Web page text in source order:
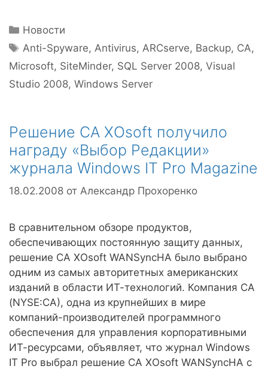
Рубрики
Новости
Метки
Anti-Spyware, Antivirus, ARCserve, Backup, CA,
Microsoft, SiteMinder, SQL Server 2008, Visual
Studio 2008, Windows Server
Решение CA XOsoft получило
награду «Выбор Редакции»
журнала Windows IT Pro Magazine
18.02.2008 от Александр Прохоренко
В сравнительном обзоре продуктов,
обеспечивающих постоянную защиту данных,
решение CA XOsoft WANSyncHA было выбрано
одним из самых авторитетных американских
изданий в области ИТ-технологий. Компания CA
(NYSE:CA), одна из крупнейших в мире
компаний-производителей программного
обеспечения для управления корпоративными
ИТ-ресурсами, объявляет, что журнал Windows
IT Pro выбрал решение CA XOsoft WANSyncHA с